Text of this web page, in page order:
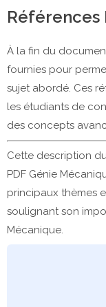
À la fin du
fournies pour
sujet abordé. Ces
les étudiants de
des concepts
Cette description
PDF Génie
principaux thèmes
soulignant son
Mécanique.